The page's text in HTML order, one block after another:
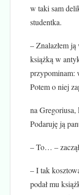
w taki sam
studentka.
– Znalazłem
książką w
przypominam:
Potem o niej
na Gregoriusa,
Podaruję ją
– To… –
– I tak
podał mu